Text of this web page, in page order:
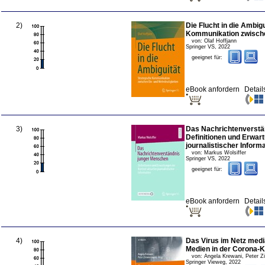
2)
Die Flucht in die
Kommunikation
von: Olaf Hoffjann
Springer VS, 2022
geeignet für:
eBook anfordern
3)
Das
Definitionen und
journalistischer
von: Markus Wolsiffer
Springer VS, 2022
geeignet für:
eBook anfordern
4)
Das Virus im Netz
Medien in der Corona-
von: Angela Krewani, Peter
Springer Vieweg, 2022